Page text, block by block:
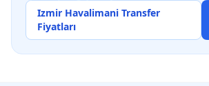
Izmir Havalimani Transfer
Fiyatları